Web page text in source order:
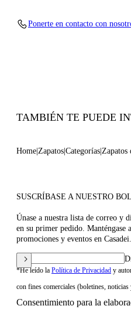
Ponerte en contacto con
TAMBIÉN TE PUEDE
Home Zapatos Categorías Zapatos
SUSCRÍBASE A NUESTRO
Únase a nuestra lista de correo y
en su primer pedido. Manténgase
promociones y eventos en Casadei.
*He leído la Política de Privacidad y
con fines comerciales (boletines,
Consentimiento para la